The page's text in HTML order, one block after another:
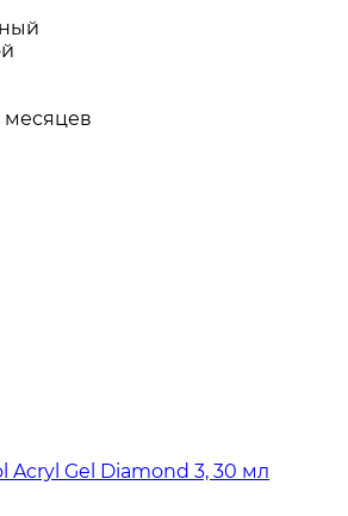
месяцев
Acryl Gel Diamond 3, 30 мл